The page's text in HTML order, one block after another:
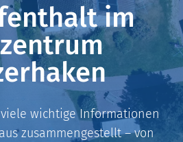
im
wichtige Informationen
zusammengestellt – von